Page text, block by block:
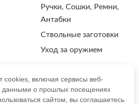
Ручки, Сошки, Ремни,
Антабки
Ствольные заготовки
Уход за оружием
КОНФИДЕНЦИАЛЬНОСТИ
cookies, включая сервисы веб-
данными о прошлых посещениях
сайтом, вы соглашаетесь